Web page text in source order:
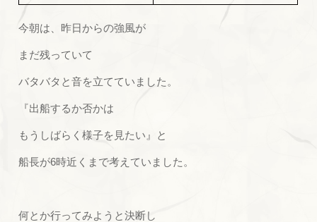
今朝は、昨日からの強風が
まだ残っていて
バタバタと音を立てていました。
『出船するか否かは
もうしばらく様子を見たい』と
船長が6時近くまで考えていました。
何とか行ってみようと決断し